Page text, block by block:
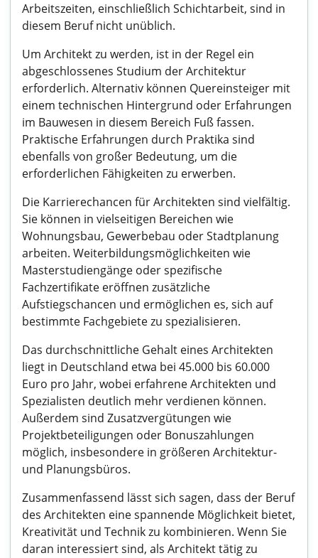
Arbeitszeiten, einschließlich Schichtarbeit, sind in
diesem Beruf nicht unüblich.
Um Architekt zu werden, ist in der Regel ein
abgeschlossenes Studium der Architektur
erforderlich. Alternativ können Quereinsteiger mit
einem technischen Hintergrund oder Erfahrungen
im Bauwesen in diesem Bereich Fuß fassen.
Praktische Erfahrungen durch Praktika sind
ebenfalls von großer Bedeutung, um die
erforderlichen Fähigkeiten zu erwerben.
Die Karrierechancen für Architekten sind vielfältig.
Sie können in vielseitigen Bereichen wie
Wohnungsbau, Gewerbebau oder Stadtplanung
arbeiten. Weiterbildungsmöglichkeiten wie
Masterstudiengänge oder spezifische
Fachzertifikate eröffnen zusätzliche
Aufstiegschancen und ermöglichen es, sich auf
bestimmte Fachgebiete zu spezialisieren.
Das durchschnittliche Gehalt eines Architekten
liegt in Deutschland etwa bei 45.000 bis 60.000
Euro pro Jahr, wobei erfahrene Architekten und
Spezialisten deutlich mehr verdienen können.
Außerdem sind Zusatzvergütungen wie
Projektbeteiligungen oder Bonuszahlungen
möglich, insbesondere in größeren Architektur-
und Planungsbüros.
Zusammenfassend lässt sich sagen, dass der Beruf
des Architekten eine spannende Möglichkeit bietet,
Kreativität und Technik zu kombinieren. Wenn Sie
daran interessiert sind, als Architekt tätig zu